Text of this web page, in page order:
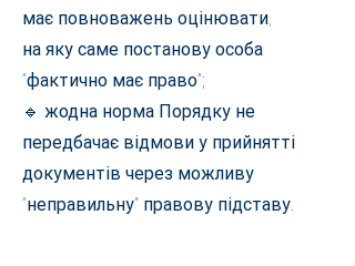
має повноважень оцінювати,
на яку саме постанову особа
“фактично має право”;
🔹 жодна норма Порядку не
передбачає відмови у прийнятті
документів через можливу
“неправильну” правову підставу.